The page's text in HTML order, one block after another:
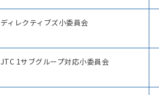
ディレクティブズ小委員会
JTC 1サブグループ対応小委員会